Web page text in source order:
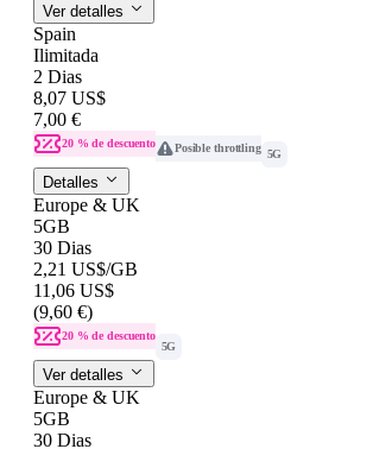
Ver detalles
Spain
Ilimitada
2 Dias
8,07 US$
7,00 €
20 % de descuento Posible throttling 5G
Detalles
Europe & UK
5GB
30 Dias
2,21 US$/GB
11,06 US$
(9,60 €)
20 % de descuento
5G
Ver detalles
Europe & UK
5GB
30 Dias